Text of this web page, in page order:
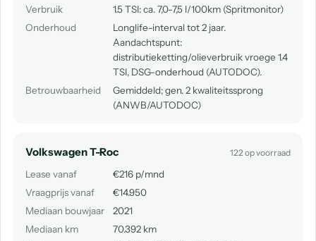
Verbruik
1.5 TSI: ca. 7,0-7,5 l/100km (Spritmonitor)
Onderhoud
Longlife-interval tot 2 jaar.
Aandachtspunt:
distributieketting/olieverbruik vroege 1.4
TSI, DSG-onderhoud (AUTODOC).
Betrouwbaarheid
Gemiddeld; gen. 2 kwaliteitssprong
(ANWB/AUTODOC)
Volkswagen T-Roc 122 op voorraad
Lease vanaf
€216 p/mnd
Vraagprijs vanaf
€14.950
Mediaan bouwjaar
2021
Mediaan km
70.392 km